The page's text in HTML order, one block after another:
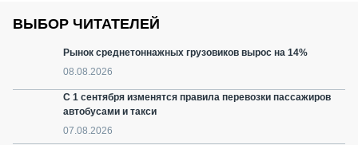
ВЫБОР ЧИТАТЕЛЕЙ
Рынок среднетоннажных грузовиков вырос на 14%
08.08.2026
С 1 сентября изменятся правила перевозки пассажиров
автобусами и такси
07.08.2026